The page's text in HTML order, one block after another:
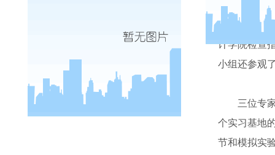
3 20
计学院检查
小组还参观
三位专
个实习基地
节和模拟实